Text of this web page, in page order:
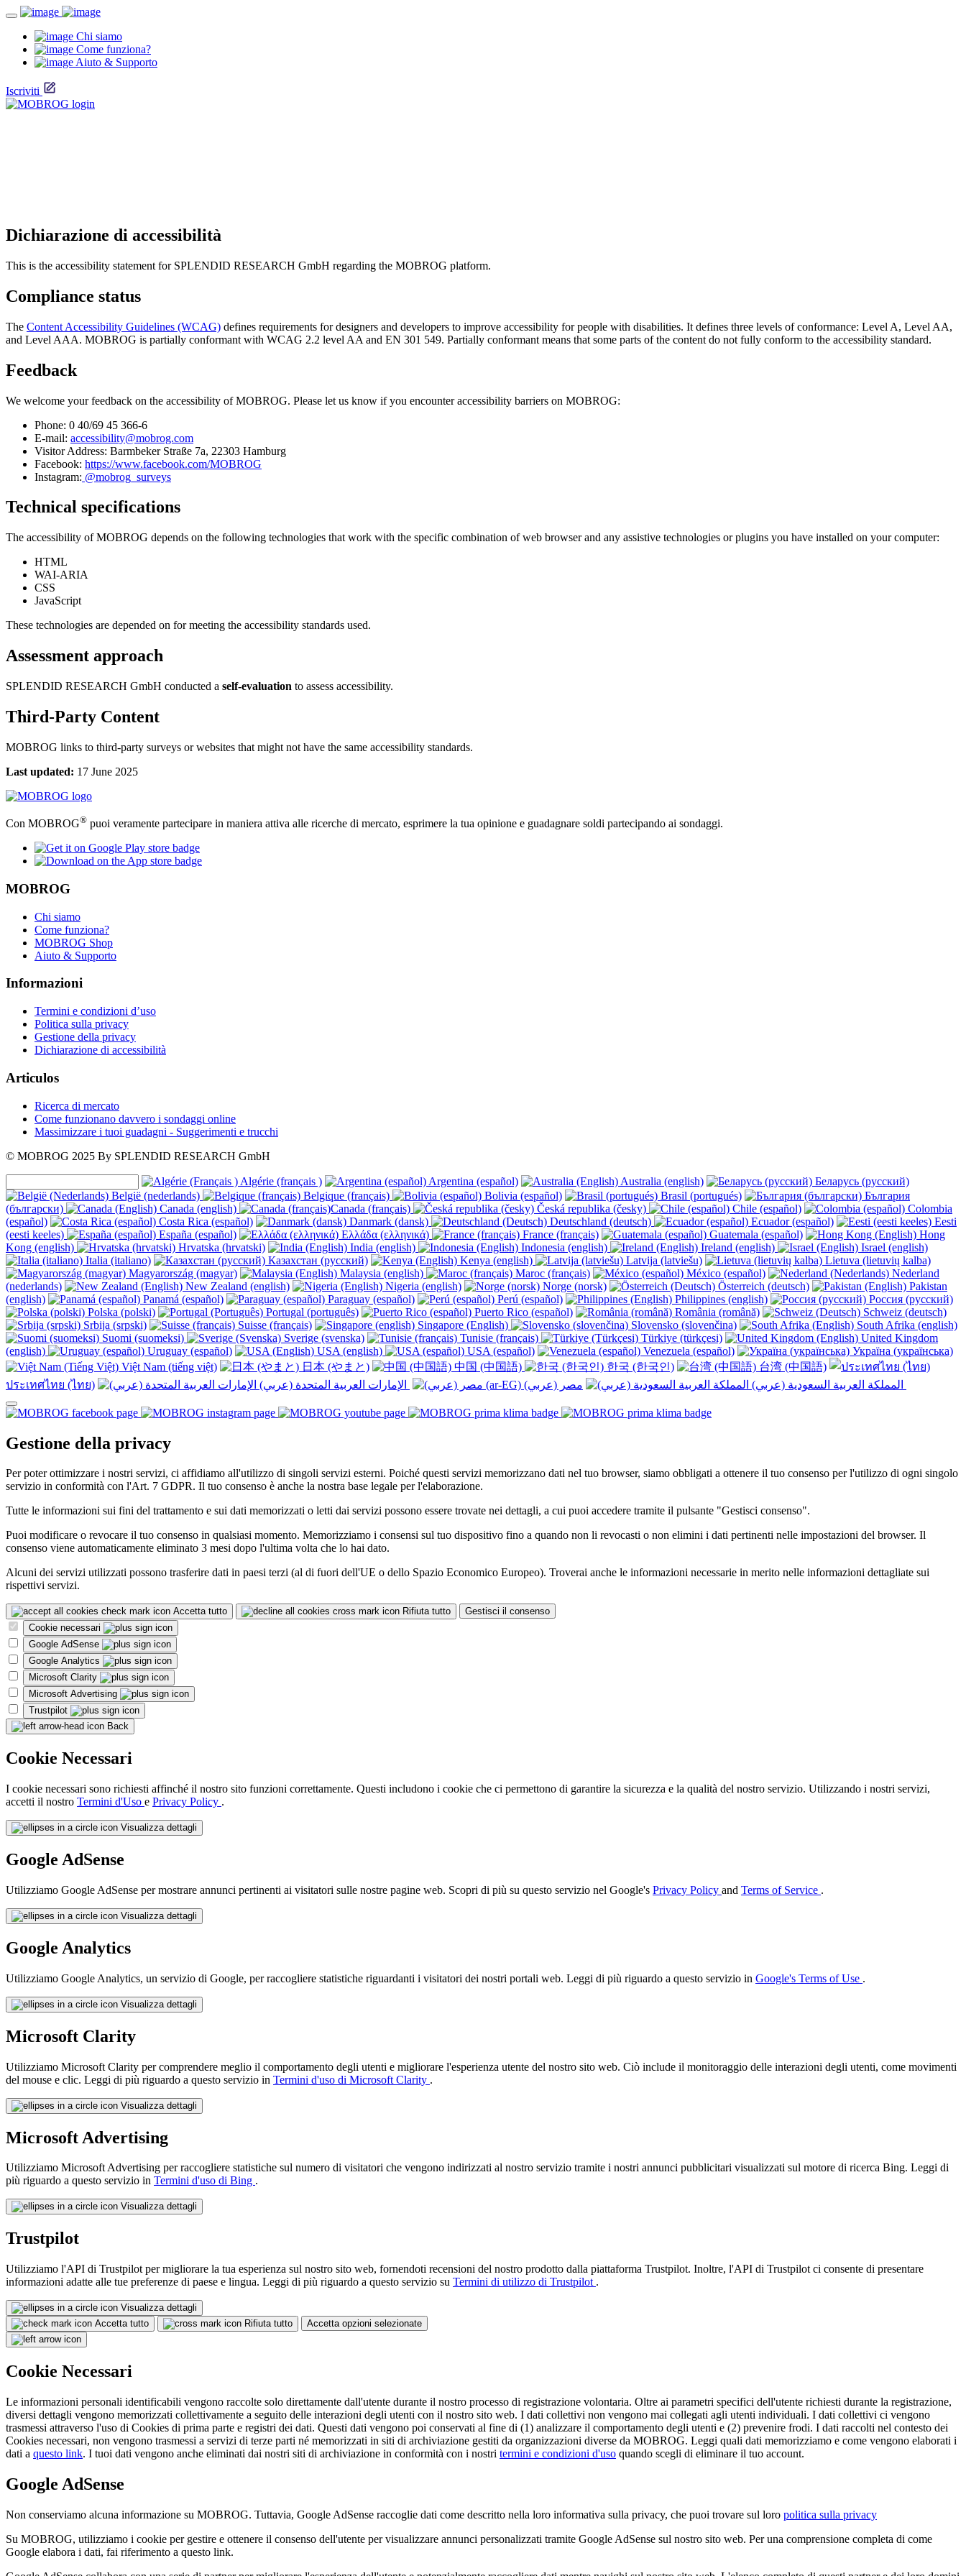
Chi siamo
Come funziona?
Aiuto & Supporto
Iscriviti
Dichiarazione di accessibilità
This is the accessibility statement for SPLENDID RESEARCH GmbH regarding the MOBROG platform.
Compliance status
The Content Accessibility Guidelines (WCAG) defines requirements for designers and developers to improve accessibility for people with disabilities. It defines three levels of conformance: Level A, Level AA,
and Level AAA. MOBROG is partially conformant with WCAG 2.2 level AA and EN 301 549. Partially conformant means that some parts of the content do not fully conform to the accessibility standard.
Feedback
We welcome your feedback on the accessibility of MOBROG. Please let us know if you encounter accessibility barriers on MOBROG:
Phone: 0 40/69 45 366-6
E-mail: accessibility@mobrog.com
Visitor Address: Barmbeker Straße 7a, 22303 Hamburg
Facebook: https://www.facebook.com/MOBROG
Instagram: @mobrog_surveys
Technical specifications
The accessibility of MOBROG depends on the following technologies that work with the specific combination of web browser and any assistive technologies or plugins you have installed on your computer:
HTML
WAI-ARIA
CSS
JavaScript
These technologies are depended on for meeting the accessibility standards used.
Assessment approach
SPLENDID RESEARCH GmbH conducted a self-evaluation to assess accessibility.
Third-Party Content
MOBROG links to third-party surveys or websites that might not have the same accessibility standards.
Last updated: 17 June 2025
Con MOBROG® puoi veramente partecipare in maniera attiva alle ricerche di mercato, esprimere la tua opinione e guadagnare soldi partecipando ai sondaggi.
MOBROG
Chi siamo
Come funziona?
MOBROG Shop
Aiuto & Supporto
Informazioni
Termini e condizioni d’uso
Politica sulla privacy
Gestione della privacy
Dichiarazione di accessibilità
Articulos
Ricerca di mercato
Come funzionano davvero i sondaggi online
Massimizzare i tuoi guadagni - Suggerimenti e trucchi
© MOBROG 2025 By SPLENDID RESEARCH GmbH
Algérie (français ) Argentina (español) Australia (english)
Беларусь (русский)
België (nederlands)
Belgique (français) Bolivia (español) Brasil (portugués)
България
(български)
Canada (english) Canada (français) Česká republika (česky) Chile (español)
Colombia
(español)
Costa Rica (español) Danmark (dansk) Deutschland (deutsch) Ecuador (español)
Eesti
(eesti keeles)
España (español) Ελλάδα (ελληνικά) France (français) Guatemala (español)
Hong
Kong (english)
Hrvatska (hrvatski) India (english) Indonesia (english) Ireland (english)
Israel (english)
Italia (italiano)
Казахстан (русский) Kenya (english) Latvija (latviešu)
Lietuva (lietuvių kalba)
Magyarország (magyar)
Malaysia (english) Maroc (français) México (español)
Nederland
(nederlands)
New Zealand (english) Nigeria (english) Norge (norsk) Österreich (deutsch)
Pakistan
(english)
Panamá (español) Paraguay (español) Perú (español) Philippines (english)
Россия (русский)
Polska (polski)
Portugal (português) Puerto Rico (español) România (română)
Schweiz (deutsch)
Srbija (srpski)
Suisse (français) Singapore (English) Slovensko (slovenčina)
South Afrika (english)
Suomi (suomeksi)
Sverige (svenska) Tunisie (français) Türkiye (türkçesi)
United Kingdom
(english)
Uruguay (español) USA (english) USA (español) Venezuela (español)
Україна (українська)
Việt Nam (tiếng việt)
日本 (やまと) 中国 (中国語) 한국 (한국인)
台湾 (中国語)
ประเทศไทย (ไทย)
Gestione della privacy
Per poter ottimizzare i nostri servizi, ci affidiamo all'utilizzo di singoli servizi esterni. Poiché questi servizi memorizzano dati nel tuo browser, siamo obbligati a ottenere il tuo consenso per l'utilizzo di ogni singolo
servizio in conformità con l'Art. 7 GDPR. Il tuo consenso è anche la nostra base legale per l'elaborazione.
Tutte le informazioni sui fini del trattamento e sui dati memorizzati o letti dai servizi possono essere trovate nei dettagli, a cui puoi accedere tramite il pulsante "Gestisci consenso".
Puoi modificare o revocare il tuo consenso in qualsiasi momento. Memorizziamo i consensi sul tuo dispositivo fino a quando non li revocasti o non elimini i dati pertinenti nelle impostazioni del browser. Il
consenso viene automaticamente eliminato 3 mesi dopo l'ultima volta che lo hai dato.
Alcuni dei servizi utilizzati possono trasferire dati in paesi terzi (al di fuori dell'UE o dello Spazio Economico Europeo). Troverai anche le informazioni necessarie in merito nelle informazioni dettagliate sui
rispettivi servizi.
Accetta tutto Rifiuta tutto
Gestisci il consenso
Cookie necessari
Google AdSense
Google Analytics
Microsoft Clarity
Microsoft Advertising
Trustpilot
Back
Cookie Necessari
I cookie necessari sono richiesti affinché il nostro sito funzioni correttamente. Questi includono i cookie che ci permettono di garantire la sicurezza e la qualità del nostro servizio. Utilizzando i nostri servizi,
accetti il nostro Termini d'Uso e Privacy Policy .
Visualizza dettagli
Google AdSense
Utilizziamo Google AdSense per mostrare annunci pertinenti ai visitatori sulle nostre pagine web. Scopri di più su questo servizio nel Google's Privacy Policy and Terms of Service .
Visualizza dettagli
Google Analytics
Utilizziamo Google Analytics, un servizio di Google, per raccogliere statistiche riguardanti i visitatori dei nostri portali web. Leggi di più riguardo a questo servizio in Google's Terms of Use .
Visualizza dettagli
Microsoft Clarity
Utilizziamo Microsoft Clarity per comprendere meglio il comportamento degli utenti e migliorare l'esperienza utente del nostro sito web. Ciò include il monitoraggio delle interazioni degli utenti, come movimenti
del mouse e clic. Leggi di più riguardo a questo servizio in Termini d'uso di Microsoft Clarity .
Visualizza dettagli
Microsoft Advertising
Utilizziamo Microsoft Advertising per raccogliere statistiche sul numero di visitatori che vengono indirizzati al nostro servizio tramite i nostri annunci pubblicitari visualizzati sul motore di ricerca Bing. Leggi di
più riguardo a questo servizio in Termini d'uso di Bing .
Visualizza dettagli
Trustpilot
Utilizziamo l'API di Trustpilot per migliorare la tua esperienza sul nostro sito web, fornendoti recensioni del nostro prodotto dalla piattaforma Trustpilot. Inoltre, l'API di Trustpilot ci consente di presentare
informazioni adatte alle tue preferenze di paese e lingua. Leggi di più riguardo a questo servizio su Termini di utilizzo di Trustpilot .
Visualizza dettagli
Accetta tutto
Rifiuta tutto Accetta opzioni selezionate
Cookie Necessari
Le informazioni personali identificabili vengono raccolte solo direttamente dall'utente durante il nostro processo di registrazione volontaria. Oltre ai parametri specifici dell'utente richiesti durante la registrazione,
diversi dettagli vengono memorizzati collettivamente a seguito delle interazioni degli utenti con il nostro sito web. I dati collettivi non vengono mai collegati agli utenti individuali. I dati collettivi ci vengono
trasmessi attraverso l'uso di Cookies di prima parte e registri dei dati. Questi dati vengono poi conservati al fine di (1) analizzare il comportamento degli utenti e (2) prevenire frodi. I dati raccolti nel contesto dei
Cookies necessari, non vengono trasmessi a servizi di terze parti né memorizzati in siti di archiviazione gestiti da organizzazioni diverse da MOBROG. Leggi quali dati memorizziamo e come vengono elaborati i
dati a questo link. I tuoi dati vengono anche eliminati dai nostri siti di archiviazione in conformità con i nostri termini e condizioni d'uso quando scegli di eliminare il tuo account.
Google AdSense
Non conserviamo alcuna informazione su MOBROG. Tuttavia, Google AdSense raccoglie dati come descritto nella loro informativa sulla privacy, che puoi trovare sul loro politica sulla privacy
Su MOBROG, utilizziamo i cookie per gestire e ottenere il consenso dell'utente per visualizzare annunci personalizzati tramite Google AdSense sul nostro sito web. Per una comprensione completa di come
Google elabora i dati, fai riferimento a questo link.